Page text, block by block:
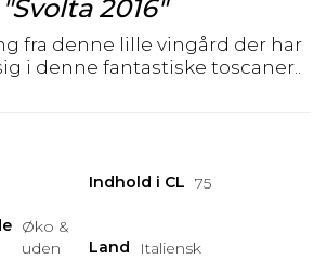
"Svolta 2016"
fra denne lille vingård der har
i denne fantastiske toscaner..
Indhold i CL 75
Øko &
uden
Land Italiensk